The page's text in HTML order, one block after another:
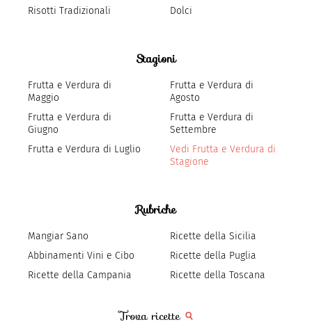
Risotti Tradizionali
Dolci
Stagioni
Frutta e Verdura di
Maggio
Frutta e Verdura di
Giugno
Frutta e Verdura di Luglio
Frutta e Verdura di
Agosto
Frutta e Verdura di
Settembre
Vedi Frutta e Verdura di
Stagione
Rubriche
Mangiar Sano
Abbinamenti Vini e Cibo
Ricette della Campania
Ricette della Sicilia
Ricette della Puglia
Ricette della Toscana
Trova ricette